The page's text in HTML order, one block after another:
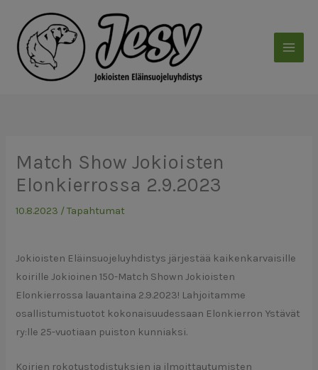
sisältöön
Match Show Jokioisten
Elonkierrossa 2.9.2023
10.8.2023 /Tapahtumat
Jokioisten Eläinsuojeluyhdistys järjestää kaikenkarvaisille
koirille Jokioinen 150-Match Shown Jokioisten
Elonkierrossa lauantaina 2.9.2023! Lahjoitamme
osallistumistuotot kokonaisuudessaan Elonkierron Ystävät
ry:lle 25-vuotiaan puiston kunniaksi.
Koirien rokotustodistuksien ja ilmoittautumisten